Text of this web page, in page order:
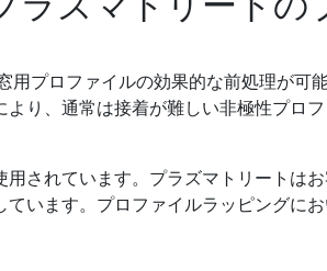
用プロファイルの効果的な前処理が
り、通常は接着が難しい非極性プロ
用されています。プラズマトリートは
ています。プロファイルラッピングに